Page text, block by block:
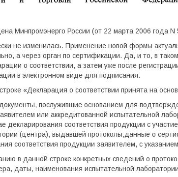
Минпромэнерго России (от 22 марта 2006 года N
не изменилась. Применение новой формы
а через орган по сертификации. Да, и то, в
о соответствии, а затем уже после
в электронном виде для подписания.
«Декларация о соответствии принята на
послужившие основанием для
или аккредитованной испытательной
декларирования соответствия продукции с
(центра), выдавшей протоколы;данные о
соответствия продукции заявителем, с
в данной строке конкретных сведений о
даты, наименования испытательной